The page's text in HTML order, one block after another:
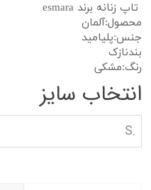
تاپ زنانه برند esmara
محصول:آلمان
جنس:پلیامید
بندنازک
رنگ:مشکی
انتخاب سایز
.S